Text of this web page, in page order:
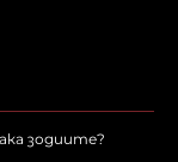
зодиите?